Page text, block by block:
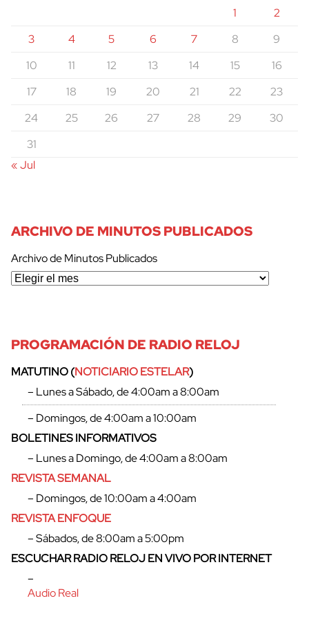
1
2
3
4 5 6 7 8
9
10
11 12 13 14 15
16
17
18 19 20 21 22
23
24
25 26 27 28 29
30
31
« Jul
ARCHIVO DE MINUTOS PUBLICADOS
Archivo de Minutos Publicados
PROGRAMACIÓN DE RADIO RELOJ
MATUTINO (NOTICIARIO ESTELAR)
– Lunes a Sábado, de 4:00am a 8:00am
– Domingos, de 4:00am a 10:00am
BOLETINES INFORMATIVOS
– Lunes a Domingo, de 4:00am a 8:00am
REVISTA SEMANAL
– Domingos, de 10:00am a 4:00am
REVISTA ENFOQUE
– Sábados, de 8:00am a 5:00pm
ESCUCHAR RADIO RELOJ EN VIVO POR INTERNET
–
Audio Real